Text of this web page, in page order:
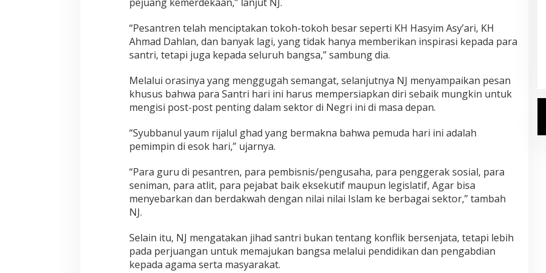
e
r
a
a
b
a
n
“Pesantren telah menciptakan tokoh-tokoh besar seperti KH Hasyim Asy’ari, KH
Ahmad Dahlan, dan banyak lagi, yang tidak hanya memberikan inspirasi kepada para
santri, tetapi juga kepada seluruh bangsa,” sambung dia.
Melalui orasinya yang menggugah semangat, selanjutnya NJ menyampaikan pesan
khusus bahwa para Santri hari ini harus mempersiapkan diri sebaik mungkin untuk
mengisi post-post penting dalam sektor di Negri ini di masa depan.
“Syubbanul yaum rijalul ghad yang bermakna bahwa pemuda hari ini adalah
pemimpin di esok hari,” ujarnya.
“Para guru di pesantren, para pembisnis/pengusaha, para penggerak sosial, para
seniman, para atlit, para pejabat baik eksekutif maupun legislatif, Agar bisa
menyebarkan dan berdakwah dengan nilai nilai Islam ke berbagai sektor,” tambah
NJ.
Selain itu, NJ mengatakan jihad santri bukan tentang konflik bersenjata, tetapi lebih
pada perjuangan untuk memajukan bangsa melalui pendidikan dan pengabdian
kepada agama serta masyarakat.
Kemenhaj Umumkan Daftar
Jemaah Haji 2027